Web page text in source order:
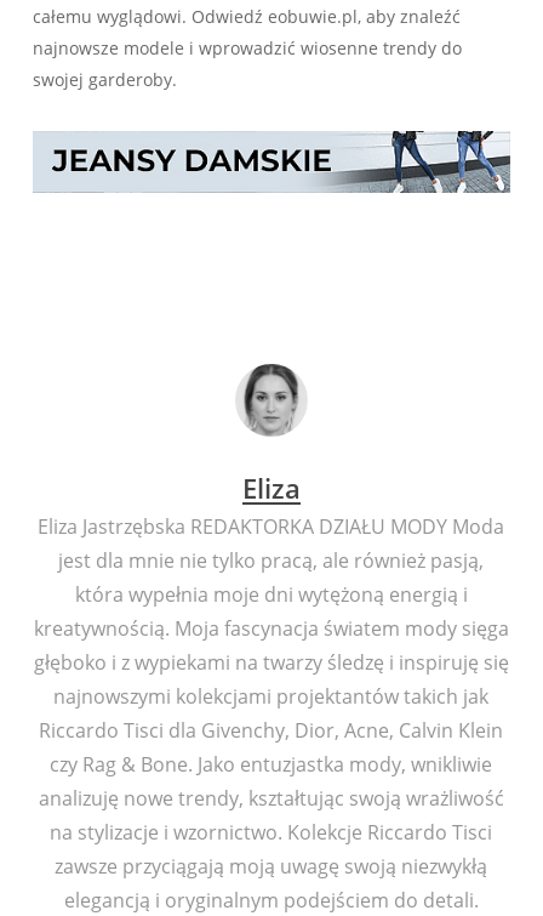
całemu wyglądowi. Odwiedź eobuwie.pl, aby znaleźć
najnowsze modele i wprowadzić wiosenne trendy do
swojej garderoby.
Eliza
Eliza Jastrzębska REDAKTORKA DZIAŁU MODY Moda
jest dla mnie nie tylko pracą, ale również pasją,
która wypełnia moje dni wytężoną energią i
kreatywnością. Moja fascynacja światem mody sięga
głęboko i z wypiekami na twarzy śledzę i inspiruję się
najnowszymi kolekcjami projektantów takich jak
Riccardo Tisci dla Givenchy, Dior, Acne, Calvin Klein
czy Rag & Bone. Jako entuzjastka mody, wnikliwie
analizuję nowe trendy, kształtując swoją wrażliwość
na stylizacje i wzornictwo. Kolekcje Riccardo Tisci
zawsze przyciągają moją uwagę swoją niezwykłą
elegancją i oryginalnym podejściem do detali.